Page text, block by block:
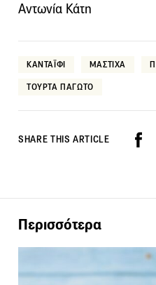
Αντωνία Κάτη
ΚΑΝΤΑΪΦΙ ΜΑΣΤΙΧΑ
ΤΟΥΡΤΑ ΠΑΓΩΤΟ
SHARE THIS ARTICLE
Περισσότερα